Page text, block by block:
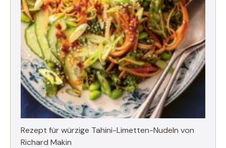
Rezept für würzige Tahini-Limetten-Nudeln von
Richard Makin